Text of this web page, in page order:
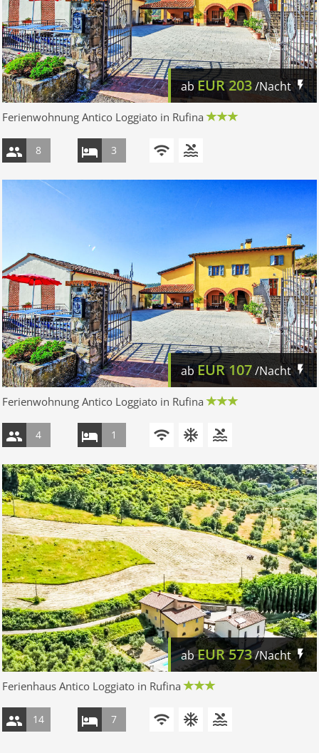
abEUR 203/Nacht
Ferienwohnung Antico Loggiato in Rufina
8 3
abEUR 107/Nacht
Ferienwohnung Antico Loggiato in Rufina
4 1
abEUR573/Nacht
Ferienhaus Antico Loggiato in Rufina
14 7